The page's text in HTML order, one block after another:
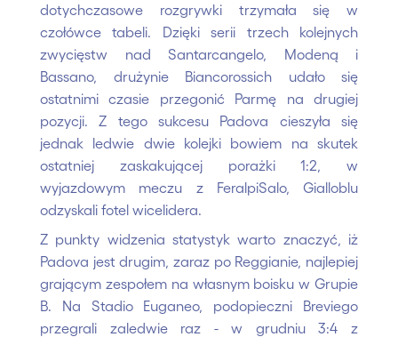
dotychczasowe rozgrywki trzymała się w
czołówce tabeli. Dzięki serii trzech kolejnych
zwycięstw nad Santarcangelo, Modeną i
Bassano, drużynie Biancorossich udało się
ostatnimi czasie przegonić Parmę na drugiej
pozycji. Z tego sukcesu Padova cieszyła się
jednak ledwie dwie kolejki bowiem na skutek
ostatniej zaskakującej porażki 1:2, w
wyjazdowym meczu z FeralpiSalo, Gialloblu
odzyskali fotel wicelidera.
Z punkty widzenia statystyk warto znaczyć, iż
Padova jest drugim, zaraz po Reggianie, najlepiej
grającym zespołem na własnym boisku w Grupie
B. Na Stadio Euganeo, podopieczni Breviego
przegrali zaledwie raz - w grudniu 3:4 z